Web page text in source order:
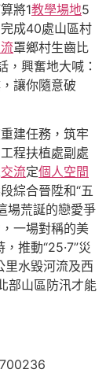
將1教學場地5
成40處山區村
罩鄉村生齒比
興奮地大喊：
讓你隨意破
建任務，筑牢
程扶植處副處
交流定個人空間
綜合晉陞和“五
場荒誕的戀愛爭
一場對稱的美
推動“25·7”災
里水毀河流及西
部山區防汛才能